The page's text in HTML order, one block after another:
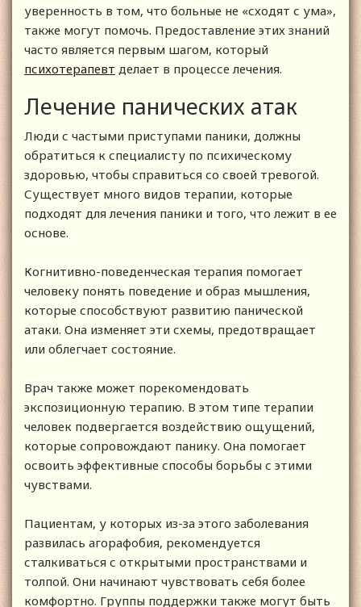
уверенность в том, что больные не «сходят с ума»,
также могут помочь. Предоставление этих знаний
часто является первым шагом, который
психотерапевт делает в процессе лечения.
Лечение панических атак
Люди с частыми приступами паники, должны
обратиться к специалисту по психическому
здоровью, чтобы справиться со своей тревогой.
Существует много видов терапии, которые
подходят для лечения паники и того, что лежит в ее
основе.
Когнитивно-поведенческая терапия помогает
человеку понять поведение и образ мышления,
которые способствуют развитию панической
атаки. Она изменяет эти схемы, предотвращает
или облегчает состояние.
Врач также может порекомендовать
экспозиционную терапию. В этом типе терапии
человек подвергается воздействию ощущений,
которые сопровождают панику. Она помогает
освоить эффективные способы борьбы с этими
чувствами.
Пациентам, у которых из-за этого заболевания
развилась агорафобия, рекомендуется
сталкиваться с открытыми пространствами и
толпой. Они начинают чувствовать себя более
комфортно. Группы поддержки также могут быть